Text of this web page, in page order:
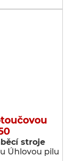
stroje
Úhlovou pilu